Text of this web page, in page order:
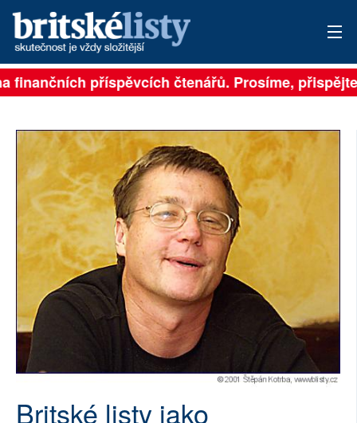
PŘIHLÁSIT
ARCHIV
ROZHOVORY
TÉMATA
NEJČTENĚJŠÍ ZA 7 DNÍ
AUTOŘI
PŘÍSPĚVKY NA PROVOZ
SOCIÁLNÍ SÍTĚ
RUBRIKY
příspěvcích čtenářů. Prosíme, přispějte.
Britské listy jako